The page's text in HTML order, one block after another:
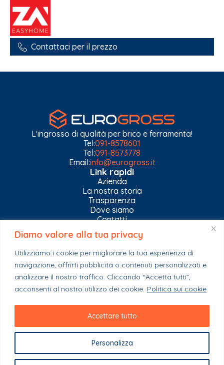
Diamo valore alla tua privacy
Utilizziamo i cookie per migliorare la tua esperienza di
navigazione, offrirti pubblicità o contenuti personalizzati e
analizzare il nostro traffico. Cliccando “Accetta tutti”,
acconsenti al nostro utilizzo dei cookie. Politica sui cookie
Personalizza
Accettare tutto
Contattaci per il prezzo
L'ingrosso di qualità per brico e ferramenta!
Tel:091-8578601
Tel:091-8573778
Email:info@eurogross.it
Link rapidi
Azienda
La nostra storia
Trasparenza
Dove siamo
Contatti
Privacy Policy
Gestisci impostazioni Cookies
Esplora il catalogo
Casa
Ferramenta & Co.
Giardino e agricoltura
Stagionali
Copyright 2023 - EuroGross Srl - P. IVA: 03999590825